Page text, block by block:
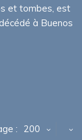
et tombes, est
à Buenos
: 200